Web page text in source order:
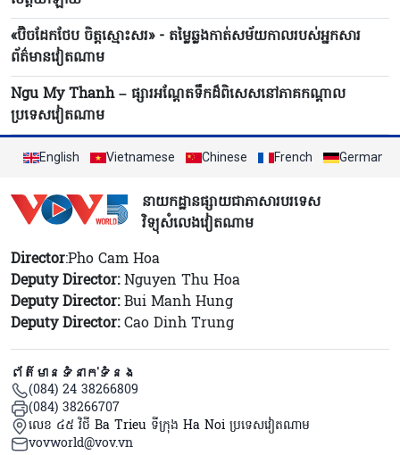
«ប៊ិចដែកថែប ចិត្តស្មោះសរ» - តម្លៃឆ្លងកាត់សម័យកាលរបស់អ្នកសារ
ព័ត៌មានវៀតណាម
Ngu My Thanh – ផ្សារអណ្តែតទឹកដ៏ពិសេសនៅភាគកណ្តាល
ប្រទេសវៀតណាម
English Vietnamese Chinese French German
នាយកដ្ឋានផ្សាយជាភាសារបរទេស
វិទ្យុសំលេងវៀតណាម
Director:Pho Cam Hoa
Deputy Director:Nguyen Thu Hoa
Deputy Director:Bui Manh Hung
Deputy Director:Cao Dinh Trung
ព័ត៌មានទំនាក់ទំនង
(084) 24 38266809
(084) 38266707
លេខ ៤៥ វិថី Ba Trieu ទីក្រុង Ha Noi ប្រទេសវៀតណាម
vovworld@vov.vn